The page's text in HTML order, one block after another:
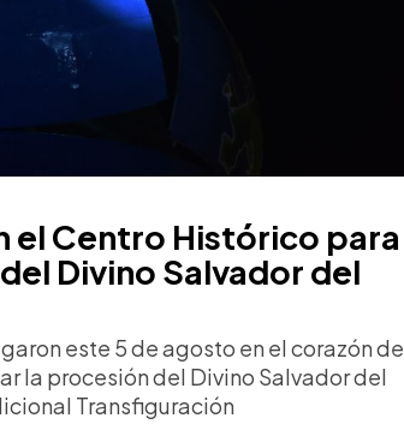
el Centro Histórico para
Divino Salvador del
este 5 de agosto en el corazón de
la procesión del Divino Salvador del
Transfiguración